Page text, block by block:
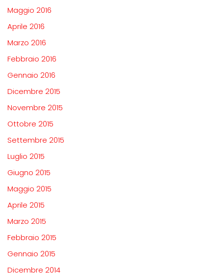
Maggio 2016
Aprile 2016
Marzo 2016
Febbraio 2016
Gennaio 2016
Dicembre 2015
Novembre 2015
Ottobre 2015
Settembre 2015
Luglio 2015
Giugno 2015
Maggio 2015
Aprile 2015
Marzo 2015
Febbraio 2015
Gennaio 2015
Dicembre 2014